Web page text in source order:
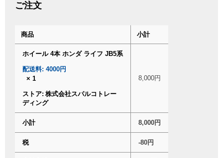
ご注文
商品 小計
ホイール 4本 ホンダ ライフ JB5系
配送料: 4000円
× 1
ストア: 株式会社スパルコトレー
ディング
8,000円
小計 8,000円
税 -80円